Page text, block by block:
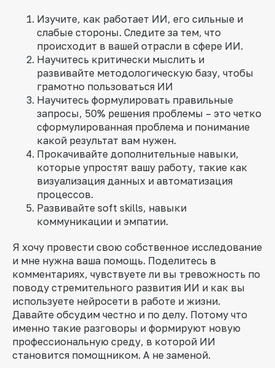
Изучите, как работает ИИ, его сильные и
слабые стороны. Следите за тем, что
происходит в вашей отрасли в сфере ИИ.
Научитесь критически мыслить и
развивайте методологическую базу, чтобы
грамотно пользоваться ИИ
Научитесь формулировать правильные
запросы, 50% решения проблемы – это четко
сформулированная проблема и понимание
какой результат вам нужен.
Прокачивайте дополнительные навыки,
которые упростят вашу работу, такие как
визуализация данных и автоматизация
процессов.
Развивайте soft skills, навыки
коммуникации и эмпатии.
Я хочу провести свою собственное исследование
и мне нужна ваша помощь. Поделитесь в
комментариях, чувствуете ли вы тревожность по
поводу стремительного развития ИИ и как вы
используете нейросети в работе и жизни.
Давайте обсудим честно и по делу. Потому что
именно такие разговоры и формируют новую
профессиональную среду, в которой ИИ
становится помощником. А не заменой.